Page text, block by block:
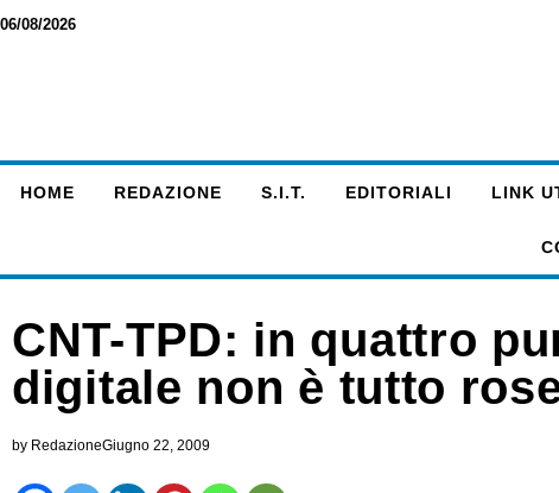
06/08/2026
HOME REDAZIONE S.I.T. EDITORIALI LINK
CNT-TPD: in quattro
digitale non è tutto
by RedazioneGiugno 22, 2009